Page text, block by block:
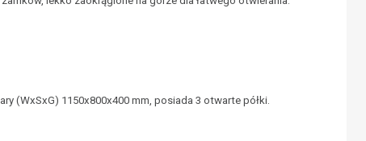
(WxSxG) 1150x800x400 mm, posiada 3 otwarte półki.